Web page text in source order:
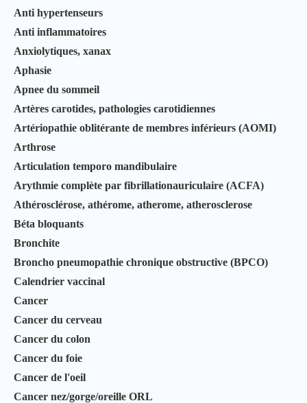
Anti hypertenseurs
Anti inflammatoires
Anxiolytiques, xanax
Aphasie
Apnee du sommeil
Artères carotides, pathologies carotidiennes
Artériopathie oblitérante de membres inférieurs (AOMI)
Arthrose
Articulation temporo mandibulaire
Arythmie complète par fibrillationauriculaire (ACFA)
Athérosclérose, athérome, atherome, atherosclerose
Béta bloquants
Bronchite
Broncho pneumopathie chronique obstructive (BPCO)
Calendrier vaccinal
Cancer
Cancer du cerveau
Cancer du colon
Cancer du foie
Cancer de l'oeil
Cancer nez/gorge/oreille ORL